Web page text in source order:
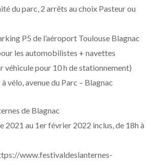
du parc, 2 arrêts au choix Pasteur ou
P5 de l’aéroport Toulouse Blagnac
les automobilistes + navettes
véhicule pour 10 h de stationnement)
vélo, avenue du Parc – Blagnac
de Blagnac
2021 au 1er février 2022 inclus, de 18h à
www.festivaldeslanternes-